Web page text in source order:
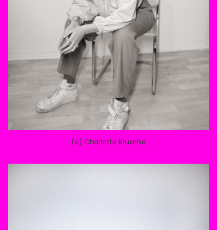
(c) Charlotte Krusche